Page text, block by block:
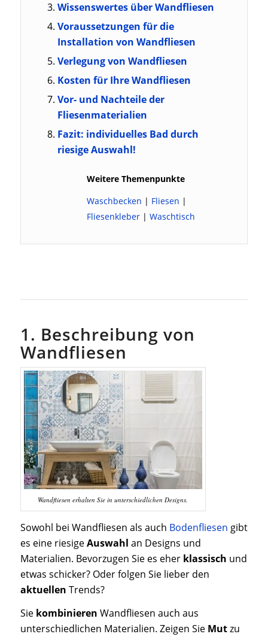
Wissenswertes über Wandfliesen
Voraussetzungen für die
Installation von Wandfliesen
Verlegung von Wandfliesen
Kosten für Ihre Wandfliesen
Vor- und Nachteile der
Fliesenmaterialien
Fazit: individuelles Bad durch
riesige Auswahl!
Weitere Themenpunkte
Waschbecken | Fliesen |
Fliesenkleber| Waschtisch
1. Beschreibung von
Wandfliesen
Wandfliesen erhalten Sie in unterschiedlichen Designs.
Sowohl bei Wandfliesen als auch Bodenfliesen gibt
es eine riesigeAuswahl an Designs und
Materialien. Bevorzugen Sie es eher klassisch und
etwas schicker? Oder folgen Sie lieber den
aktuellen Trends?
Sie kombinieren Wandfliesen auch aus
unterschiedlichen Materialien. Zeigen Sie Mutzu